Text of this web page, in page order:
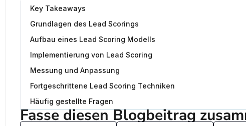
Key Takeaways
Grundlagen des Lead Scorings
Aufbau eines Lead Scoring Modells
Implementierung von Lead Scoring
Messung und Anpassung
Fortgeschrittene Lead Scoring Techniken
Häufig gestellte Fragen
Fasse diesen Blogbeitrag